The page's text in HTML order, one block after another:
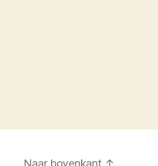
Naar bovenkant ↑